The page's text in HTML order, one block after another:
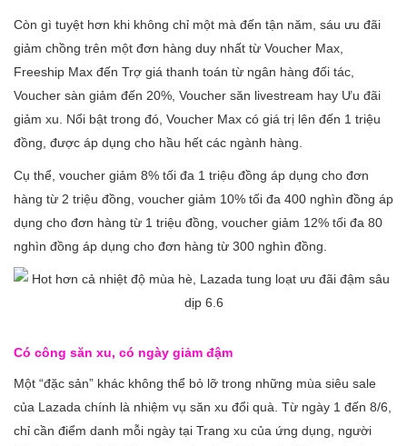
Còn gì tuyệt hơn khi không chỉ một mà đến tận năm, sáu ưu đãi
giảm chồng trên một đơn hàng duy nhất từ Voucher Max,
Freeship Max đến Trợ giá thanh toán từ ngân hàng đối tác,
Voucher sàn giảm đến 20%, Voucher săn livestream hay Ưu đãi
giảm xu. Nổi bật trong đó, Voucher Max có giá trị lên đến 1 triệu
đồng, được áp dụng cho hầu hết các ngành hàng.
Cụ thể, voucher giảm 8% tối đa 1 triệu đồng áp dụng cho đơn
hàng từ 2 triệu đồng, voucher giảm 10% tối đa 400 nghìn đồng áp
dụng cho đơn hàng từ 1 triệu đồng, voucher giảm 12% tối đa 80
nghìn đồng áp dụng cho đơn hàng từ 300 nghìn đồng.
Có công săn xu, có ngày giảm đậm
Một “đặc sản” khác không thể bỏ lỡ trong những mùa siêu sale
của Lazada chính là nhiệm vụ săn xu đổi quà. Từ ngày 1 đến 8/6,
chỉ cần điểm danh mỗi ngày tại Trang xu của ứng dụng, người